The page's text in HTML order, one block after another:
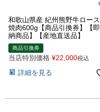
和歌山県産 紀州熊野牛ロース
焼肉600g【商品引換券】【即
納商品】【産地直送品】
商品引換券
当店特別価格 ¥22,000税込
詳細を見る